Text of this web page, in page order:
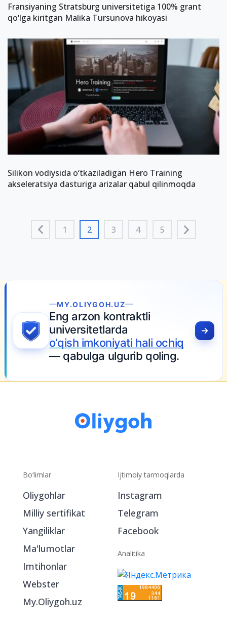
Fransiyaning Stratsburg universitetiga 100% grant
qo‘lga kiritgan Malika Tursunova hikoyasi
Silikon vodiysida o‘tkaziladigan Hero Training
akseleratsiya dasturiga arizalar qabul qilinmoqda
1 2 3 4 5
Bo‘limlar
Oliygohlar
Imtihonlar
Ijtimoiy tarmoqlarda
Telegram
Facebook
Analitika